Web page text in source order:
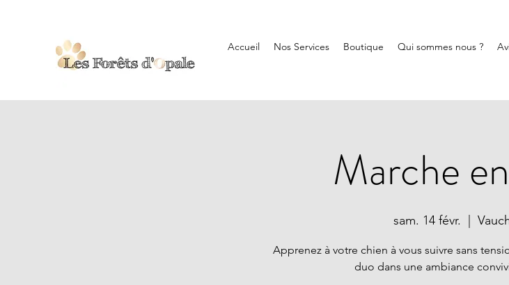
Accueil Nos Services Boutique Qui sommes nous ?
Marche
sam. 14 févr.
Apprenez à votre chien à vous suivre sans
duo dans une ambiance